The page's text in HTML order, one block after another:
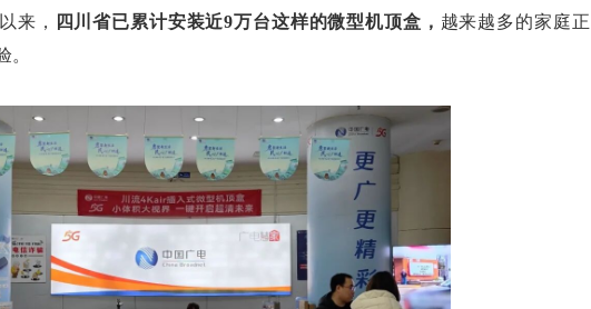
来， 四川省已累计安装近9万台这样的微型机顶盒， 越来越多的家庭正
。